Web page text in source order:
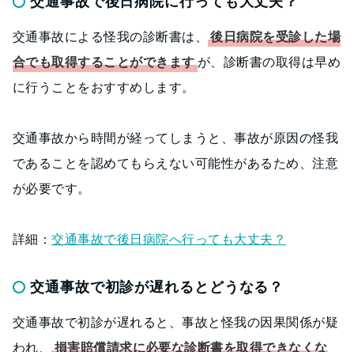
交通事故による怪我の診断書は、後日病院を受診した場
合でも取得することができますが、診断書の取得は早め
に行うことをおすすめします。
交通事故から時間が経ってしまうと、事故が原因の怪我
であることを認めてもらえない可能性があるため、注意
が必要です。
詳細：交通事故で後日病院へ行っても大丈夫？
交通事故で初診が遅れるとどうなる？
交通事故で初診が遅れると、事故と怪我の因果関係が疑
われ、損害賠償請求に必要な診断書を取得できなくな